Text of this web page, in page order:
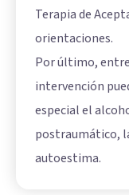
Terapia de
orientaciones.
Por último,
intervención
especial el
postraumático,
autoestima.